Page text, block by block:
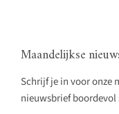
Maandelijkse
Schrijf je in voor onze
nieuwsbrief